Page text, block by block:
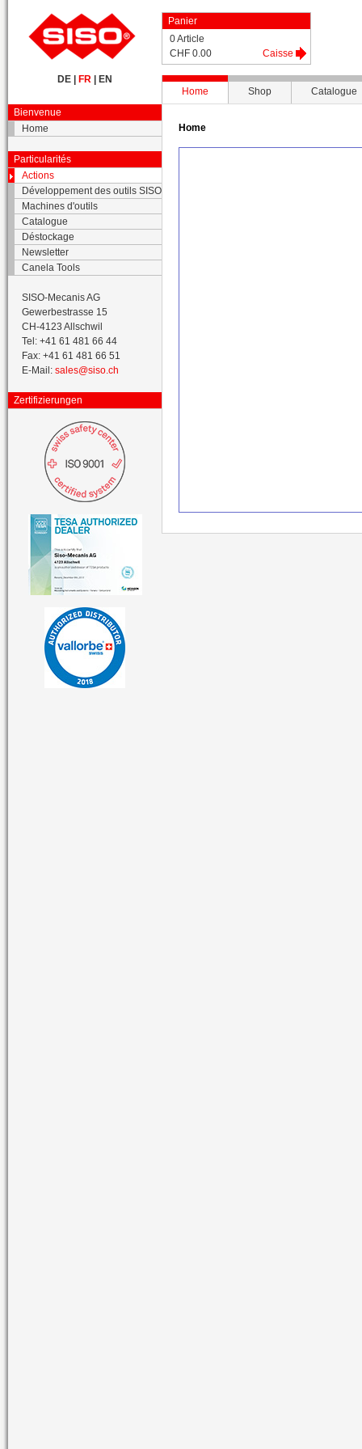
DE FR EN
Panier
0 Article
CHF 0.00
Caisse
Home Shop
Catalogue
Bienvenue
Home
Particularités
Actions
Développement des outils SISO
Machines d'outils
Catalogue
Déstockage
Newsletter
Canela Tools
SISO-Mecanis AG
Gewerbestrasse 15
CH-4123 Allschwil
Tel: +41 61 481 66 44
Fax: +41 61 481 66 51
E-Mail: sales@siso.ch
Zertifizierungen
Home